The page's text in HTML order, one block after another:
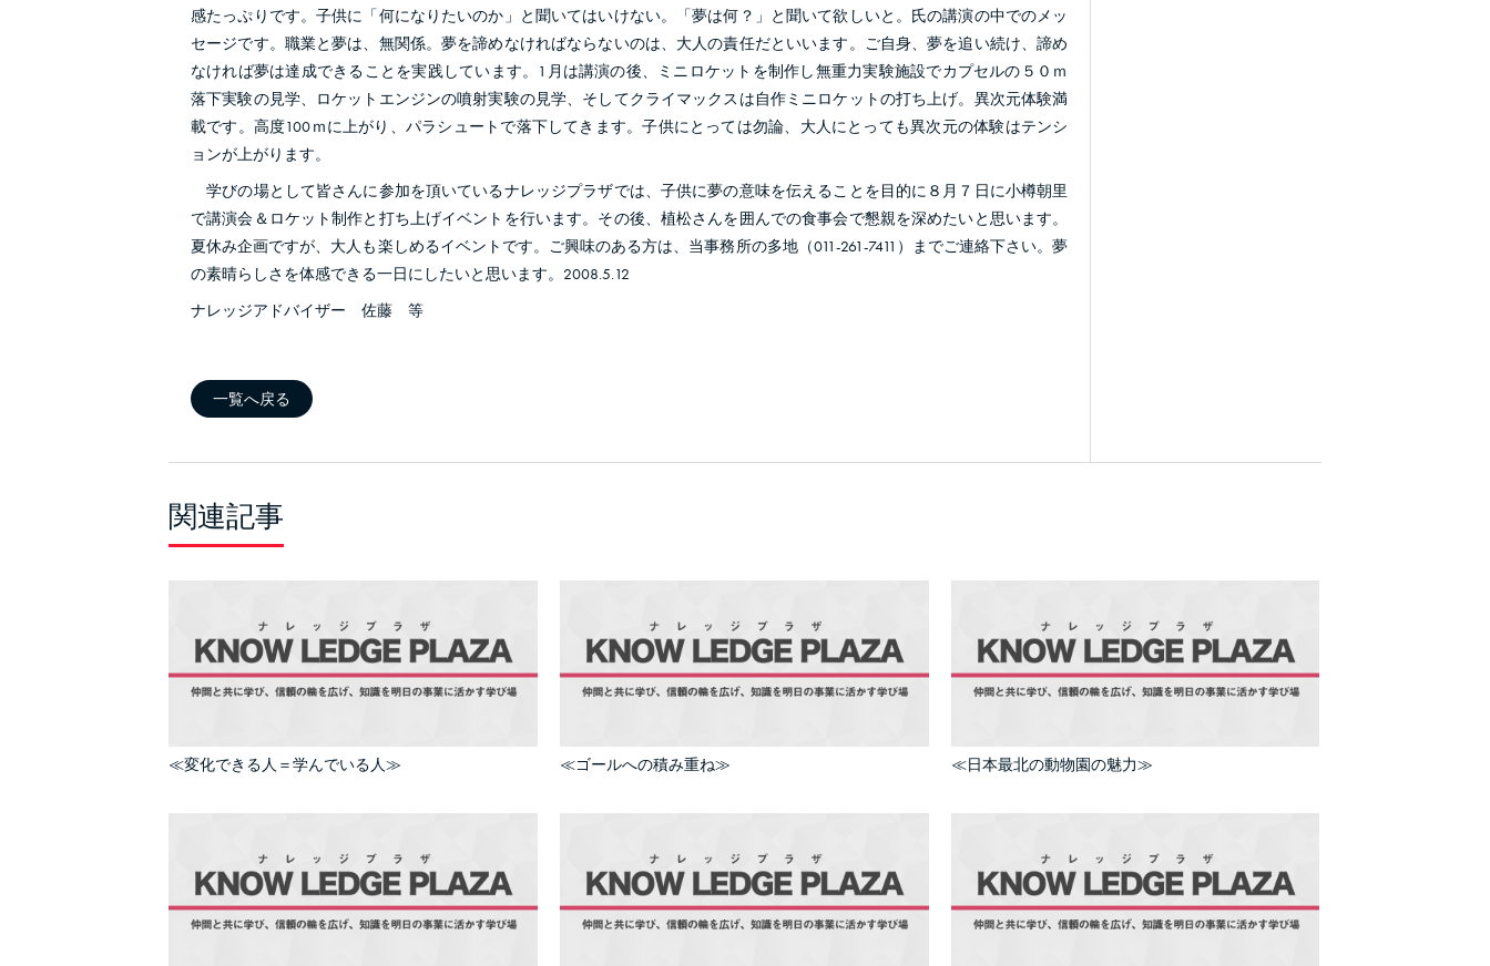
感たっぷりです。子供に「何になりたいのか」と聞いてはいけない。「夢は何？」と聞いて欲しいと。氏の講演の中でのメッ
セージです。職業と夢は、無関係。夢を諦めなければならないのは、大人の責任だといいます。ご自身、夢を追い続け、諦め
なければ夢は達成できることを実践しています。1月は講演の後、ミニロケットを制作し無重力実験施設でカプセルの５０ｍ
落下実験の見学、ロケットエンジンの噴射実験の見学、そしてクライマックスは自作ミニロケットの打ち上げ。異次元体験満
載です。高度100ｍに上がり、パラシュートで落下してきます。子供にとっては勿論、大人にとっても異次元の体験はテンシ
ョンが上がります。
学びの場として皆さんに参加を頂いているナレッジプラザでは、子供に夢の意味を伝えることを目的に８月７日に小樽朝里
で講演会＆ロケット制作と打ち上げイベントを行います。その後、植松さんを囲んでの食事会で懇親を深めたいと思います。
夏休み企画ですが、大人も楽しめるイベントです。ご興味のある方は、当事務所の多地（011-261-7411）までご連絡下さい。夢
の素晴らしさを体感できる一日にしたいと思います。2008.5.12
ナレッジアドバイザー 佐藤 等
一覧へ戻る
関連記事
≪変化できる人＝学んでいる人≫ ≪ゴールへの積み重ね≫ ≪日本最北の動物園の魅力≫